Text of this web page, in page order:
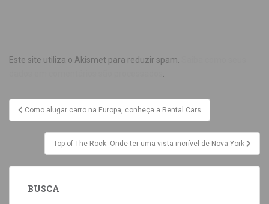
Este site utiliza o Akismet para reduzir spam.
Como alugar carro na Europa, conheça a Rental Cars
Top of The Rock. Onde ter uma vista incrível de Nova York
BUSCA